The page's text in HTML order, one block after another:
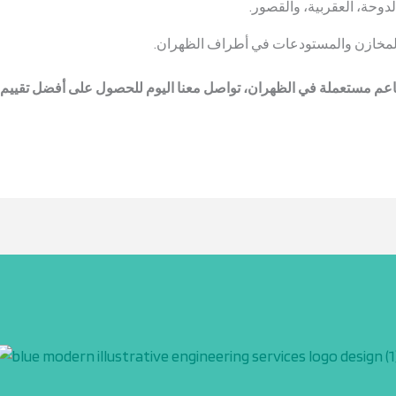
العقربية، والقصور.
والمستودعات في أطراف الظهران.
مستعملة في الظهران، تواصل معنا اليوم للحصول على أفضل